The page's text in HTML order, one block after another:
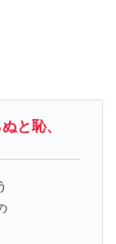
と恥、